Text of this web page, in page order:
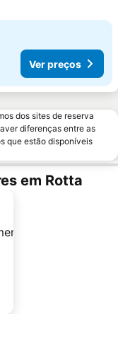
Ver preços
dos sites de reserva
diferenças entre as
que estão disponíveis
em Rotta